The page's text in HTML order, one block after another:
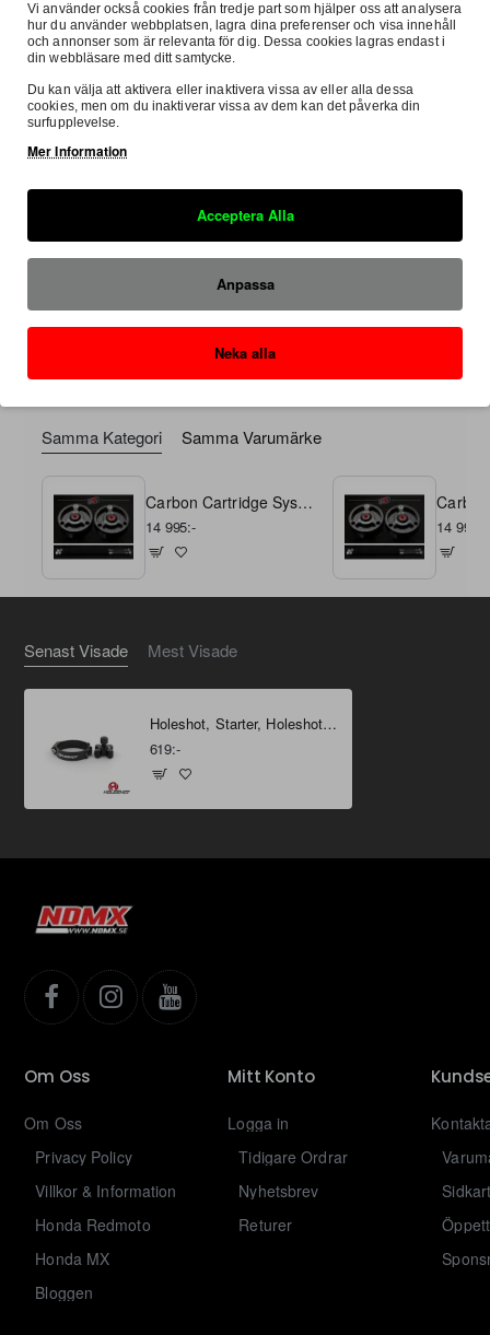
Lowers and locks front suspension preventing front wheel lift
Manufactured from anodised aluminium and steel for weight
saving and durability
Säker E-handel
Denna sida är SSL-krypterad
Hos oss betalar du tryggt och säkert med
Fri
Samma Kategori Samma Varumärke
Carbon Cartridge System 49 Showa CRF 450 17-24, CRF 250 18-24
14 995:- 14 995:-
Senast Visade Mest Visade
Holeshot, Starter, Holeshot device 56,4mm, SVART
619:-
Om Oss
Om Oss
Privacy Policy
Villkor & Information
Honda Redmoto
Honda MX
Bloggen
Mitt Konto
Logga in
Tidigare Ordrar
Nyhetsbrev
Returer
Vi använder också cookies från tredje part som hjälper oss att analysera
hur du använder webbplatsen, lagra dina preferenser och visa innehåll
och annonser som är relevanta för dig. Dessa cookies lagras endast i
din webbläsare med ditt samtycke.
Du kan välja att aktivera eller inaktivera vissa av eller alla dessa
cookies, men om du inaktiverar vissa av dem kan det påverka din
surfupplevelse.
Mer Information
Acceptera Alla
Anpassa
Neka alla